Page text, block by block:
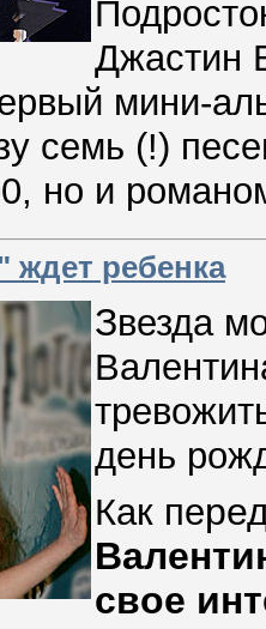
Джастин
мини-
семь (!)
но и
ждет ребенка
Звезда
день
Как пе
свое